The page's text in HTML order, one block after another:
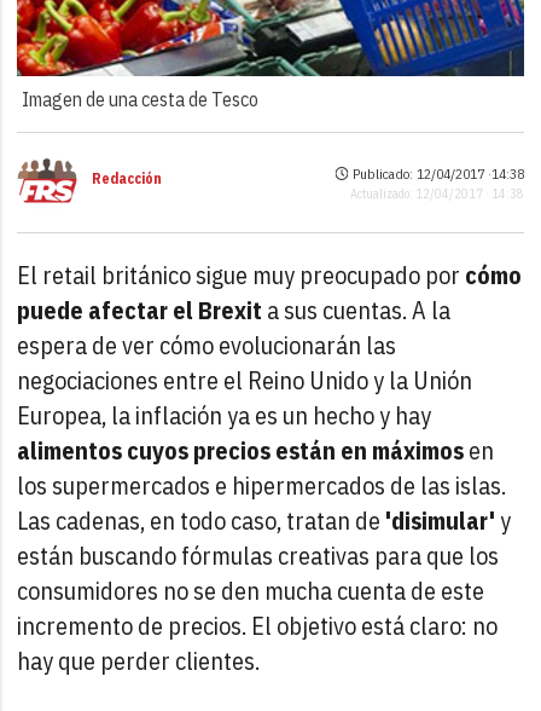
Imagen de una cesta de Tesco
Redacción Publicado: 12/04/2017 ·14:38
Actualizado: 12/04/2017 · 14:38
El retail británico sigue muy preocupado por cómo
puede afectar el Brexit a sus cuentas. A la
espera de ver cómo evolucionarán las
negociaciones entre el Reino Unido y la Unión
Europea, la inflación ya es un hecho y hay
alimentos cuyos precios están en máximosen
los supermercados e hipermercados de las islas.
Las cadenas, en todo caso, tratan de 'disimular'y
están buscando fórmulas creativas para que los
consumidores no se den mucha cuenta de este
incremento de precios. El objetivo está claro: no
hay que perder clientes.